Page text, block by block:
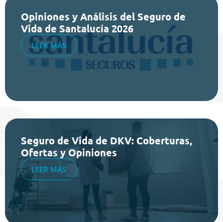
Opiniones y Análisis del Seguro de
Vida de Santalucía 2026
LEER MÁS
Seguro de Vida de DKV: Coberturas,
Ofertas y Opiniones
LEER MÁS